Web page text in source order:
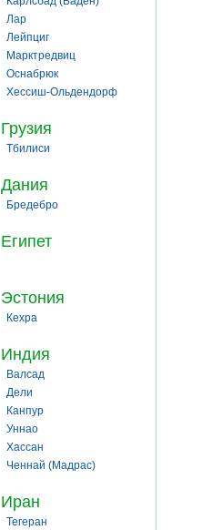
Лар
Лейпциг
Марктредвиц
Оснабрюк
Хессиш-Ольдендорф
Грузия
Тбилиси
Дания
Бредебро
Египет
Эстония
Кехра
Индия
Валсад
Дели
Канпур
Уннао
Хассан
Ченнай (Мадрас)
Иран
Тегеран